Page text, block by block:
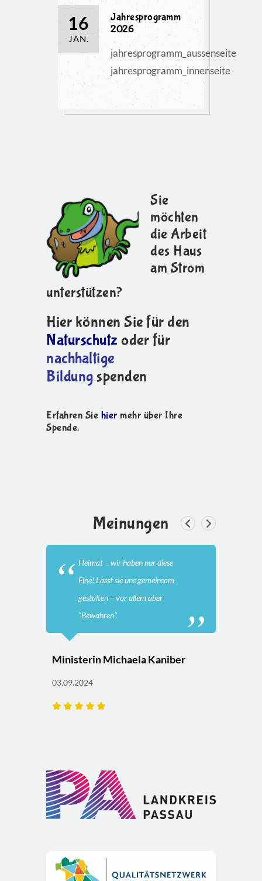
16
JAN.
Jahresprogramm
2026
jahresprogramm_aussenseite
jahresprogramm_innenseite
Sie
möchten
die Arbeit
des Haus
am Strom
unterstützen?
Hier können Sie für den
Naturschutz oder für
nachhaltige
Bildungspenden
Erfahren Sie hier mehr über Ihre
Spende.
Meinungen
Heimat – wir haben nur diese
Eine! Lasst sie uns gemeinsam
gestalten – vor allem aber
“Bewahren”
Ministerin Michaela Kaniber
03.09.2024